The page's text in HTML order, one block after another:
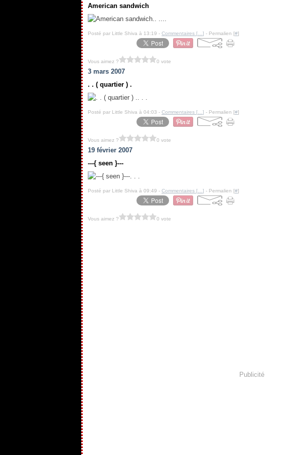
American sandwich
.. ....
Posté par Little Shiva à 13:19 - Commentaires [ ] - Permalien [#]
Vous aimez ? 0 vote
3 mars 2007
. . ( quartier ) .
. . .
Posté par Little Shiva à 04:03 - Commentaires [ ] - Permalien [#]
Vous aimez ? 0 vote
19 février 2007
---{ seen }---
. . .
Posté par Little Shiva à 09:49 - Commentaires [ ] - Permalien [#]
Vous aimez ? 0 vote
Publicité